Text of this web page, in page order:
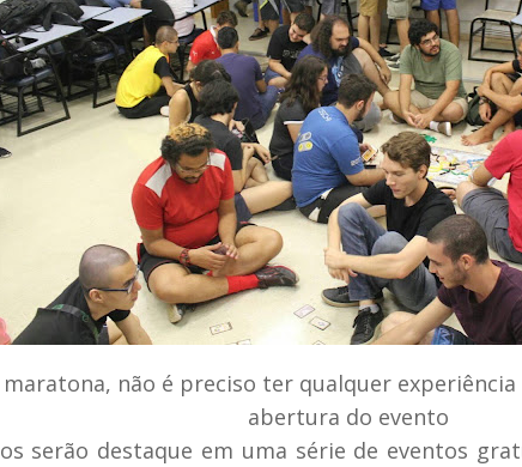
não é preciso ter qualquer
abertura do evento
serão destaque em uma série de eventos